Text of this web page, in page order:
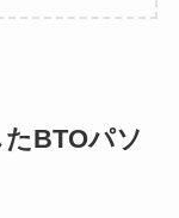
BTOパソ